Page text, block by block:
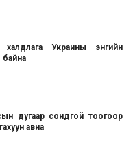
Украины энгийн
байна
дугаар сондгой тоогоор
авна